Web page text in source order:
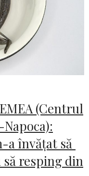
(Centrul
a învățat să
să resping din